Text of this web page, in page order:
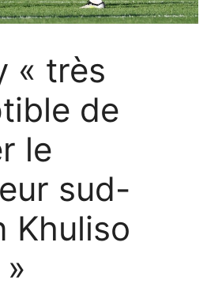
« très
de
le
sud-
Khuliso